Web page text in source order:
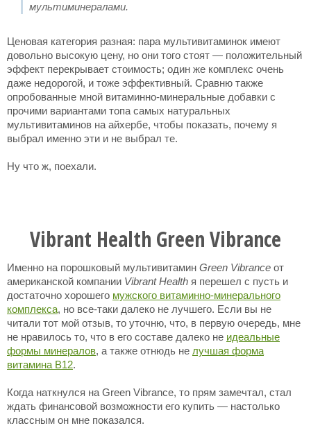
мультиминералами.
Ценовая категория разная: пара мультивитаминок имеют
довольно высокую цену, но они того стоят — положительный
эффект перекрывает стоимость; один же комплекс очень
даже недорогой, и тоже эффективный. Сравню также
опробованные мной витаминно-минеральные добавки с
прочими вариантами топа самых натуральных
мультивитаминов на айхербе, чтобы показать, почему я
выбрал именно эти и не выбрал те.
Ну что ж, поехали.
Vibrant Health Green Vibrance
Именно на порошковый мультивитамин Green Vibrance от
американской компании Vibrant Health я перешел с пусть и
достаточно хорошего мужского витаминно-минерального
комплекса, но все-таки далеко не лучшего. Если вы не
читали тот мой отзыв, то уточню, что, в первую очередь, мне
не нравилось то, что в его составе далеко не идеальные
формы минералов, а также отнюдь не лучшая форма
витамина B12.
Когда наткнулся на Green Vibrance, то прям замечтал, стал
ждать финансовой возможности его купить — настолько
классным он мне показался.